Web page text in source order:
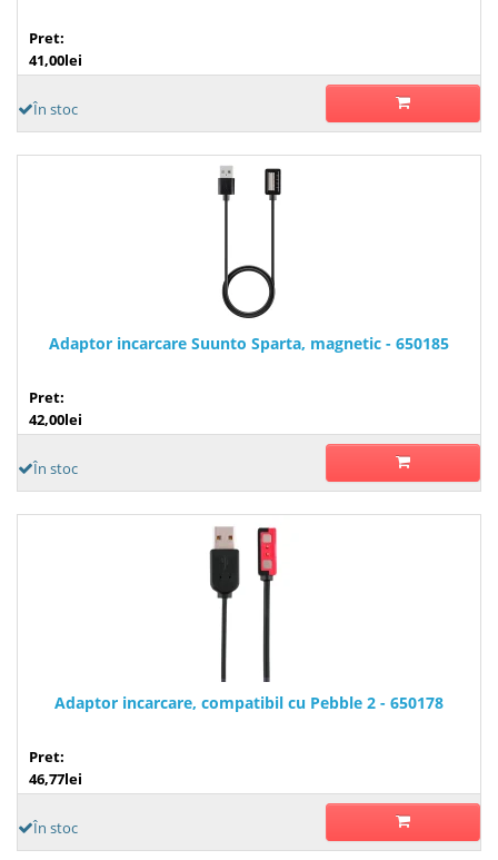
Pret:
41,00lei
În stoc
Adaptor incarcare Suunto Sparta, magnetic - 650185
Pret:
42,00lei
În stoc
Adaptor incarcare, compatibil cu Pebble 2 - 650178
Pret:
46,77lei
În stoc